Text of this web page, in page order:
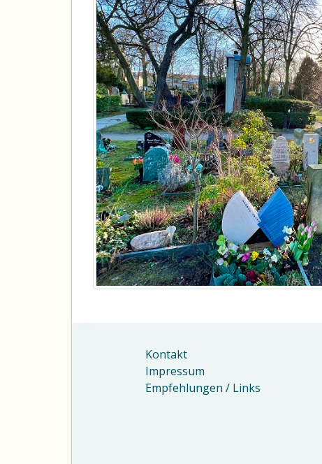
Kontakt
Impressum
Empfehlungen / Links